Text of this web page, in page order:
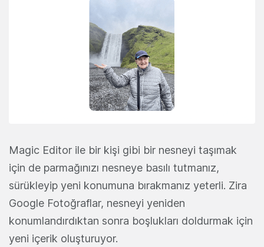
Magic Editor ile bir kişi gibi bir nesneyi taşımak
için de parmağınızı nesneye basılı tutmanız,
sürükleyip yeni konumuna bırakmanız yeterli. Zira
Google Fotoğraflar, nesneyi yeniden
konumlandırdıktan sonra boşlukları doldurmak için
yeni içerik oluşturuyor.